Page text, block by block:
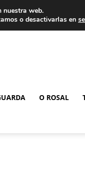
O ROSAL
nuestra web.
o desactivarlas en